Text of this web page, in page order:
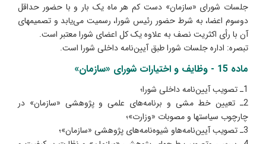
جلسات شورای «سازمان» دست کم هر ماه یک بار و با حضور حداقل
دوسوم اعضا، به شرط حضور رئیس شورا، رسمیت می‌یابد و تصمیمهای
آن با رأی اکثریت نصف به علاوه یک کل اعضای شورا معتبر است.
تبصره: اداره جلسات شورا طبق آیین‌نامه داخلی شورا است.
ماده 15 - وظایف و اختیارات شورای «سازمان»
1ـ تصویب آیین‌نامه داخلی شورا؛
2ـ تعیین خط مشی و برنامه‌های علمی و پ‍‍ژوهشی «سازمان» در
چارچوب سیاستها و مصوبات «وزارت»؛
3ـ تصویب آیین‌نامه‌هاو شیوه‌نامه‌های پژوهشی «سازمان»؛